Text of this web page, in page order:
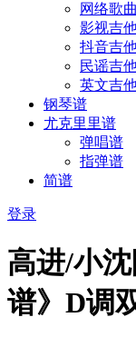
网络歌曲
影视吉
抖音吉
民谣吉
英文吉
钢琴谱
尤克里里谱
弹唱谱
指弹谱
简谱
登录
高进/小
谱》D调